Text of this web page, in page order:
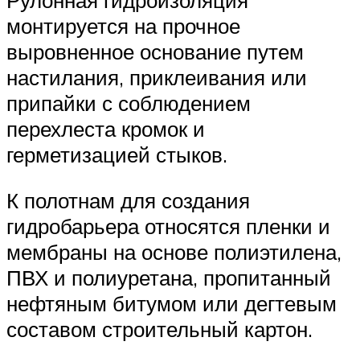
монтируется на прочное
выровненное основание путем
настилания, приклеивания или
припайки с соблюдением
перехлеста кромок и
герметизацией стыков.
К полотнам для создания
гидробарьера относятся пленки и
мембраны на основе полиэтилена,
ПВХ и полиуретана, пропитанный
нефтяным битумом или дегтевым
составом строительный картон.